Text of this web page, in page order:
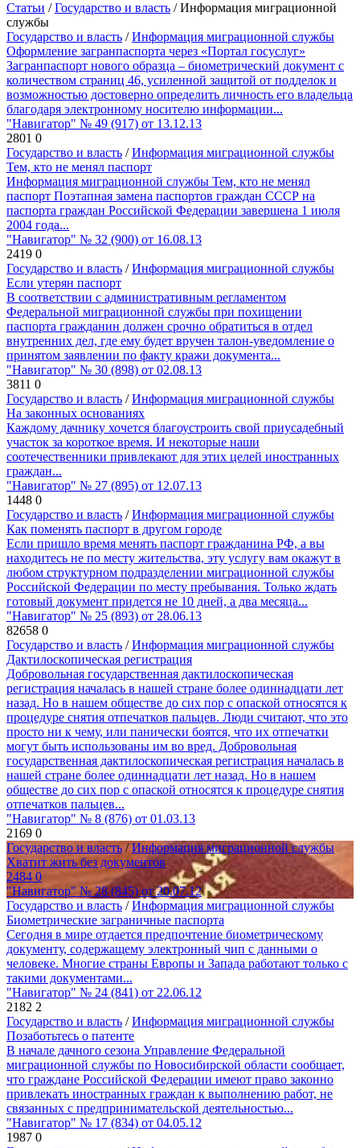
Статьи /Государство и власть / Информация миграционной
службы
Государство и власть /Информация миграционной службы
Оформление загранпаспорта через «Портал госуслуг»
Загранпаспорт нового образца – биометрический документ с
количеством страниц 46, усиленной защитой от подделок и
возможностью достоверно определить личность его владельца
благодаря электронному носителю информации...
"Навигатор" № 49 (917) от 13.12.13
2801 0
Государство и власть /Информация миграционной службы
Тем, кто не менял паспорт
Информация миграционной службы Тем, кто не менял
паспорт Поэтапная замена паспортов граждан СССР на
паспорта граждан Российской Федерации завершена 1 июля
2004 года...
"Навигатор" № 32 (900) от 16.08.13
2419 0
Государство и власть /Информация миграционной службы
Если утерян паспорт
В соответствии с административным регламентом
Федеральной миграционной службы при похищении
паспорта гражданин должен срочно обратиться в отдел
внутренних дел, где ему будет вручен талон-уведомление о
принятом заявлении по факту кражи документа...
"Навигатор" № 30 (898) от 02.08.13
3811 0
Государство и власть /Информация миграционной службы
На законных основаниях
Каждому дачнику хочется благоустроить свой приусадебный
участок за короткое время. И некоторые наши
соотечественники привлекают для этих целей иностранных
граждан...
"Навигатор" № 27 (895) от 12.07.13
1448 0
Государство и власть /Информация миграционной службы
Как поменять паспорт в другом городе
Если пришло время менять паспорт гражданина РФ, а вы
находитесь не по месту жительства, эту услугу вам окажут в
любом структурном подразделении миграционной службы
Российской Федерации по месту пребывания. Только ждать
готовый документ придется не 10 дней, а два месяца...
"Навигатор" № 25 (893) от 28.06.13
82658 0
Государство и власть /Информация миграционной службы
Дактилоскопическая регистрация
Добровольная государственная дактилоскопическая
регистрация началась в нашей стране более одиннадцати лет
назад. Но в нашем обществе до сих пор с опаской относятся к
процедуре снятия отпечатков пальцев. Люди считают, что это
просто ни к чему, или панически боятся, что их отпечатки
могут быть использованы им во вред. Добровольная
государственная дактилоскопическая регистрация началась в
нашей стране более одиннадцати лет назад. Но в нашем
обществе до сих пор с опаской относятся к процедуре снятия
отпечатков пальцев...
"Навигатор" № 8 (876) от 01.03.13
2169 0
Государство и власть/Информация миграционной службы
Хватит жить без документов
2484 0
"Навигатор" № 28 (845) от 20.07.12
Государство и власть /Информация миграционной службы
Биометрические заграничные паспорта
Сегодня в мире отдается предпочтение биометрическому
документу, содержащему электронный чип с данными о
человеке. Многие страны Европы и Запада работают только с
такими документами...
"Навигатор" № 24 (841) от 22.06.12
2182 2
Государство и власть /Информация миграционной службы
Позаботьтесь о патенте
В начале дачного сезона Управление Федеральной
миграционной службы по Новосибирской области сообщает,
что граждане Российской Федерации имеют право законно
привлекать иностранных граждан к выполнению работ, не
связанных с предпринимательской деятельностью...
"Навигатор" № 17 (834) от 04.05.12
1987 0